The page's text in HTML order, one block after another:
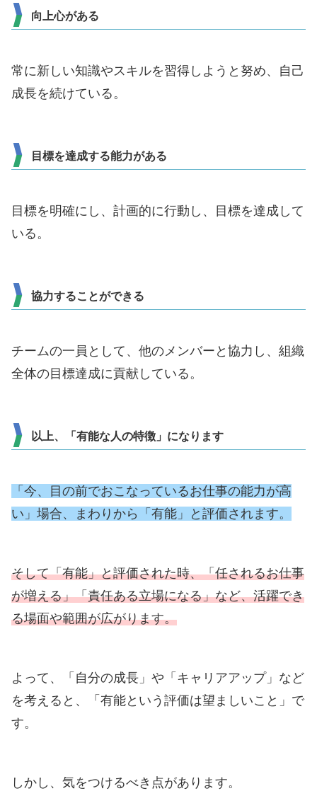
向上心がある
常に新しい知識やスキルを習得しようと努め、自己
成長を続けている。
目標を達成する能力がある
目標を明確にし、計画的に行動し、目標を達成して
いる。
協力することができる
チームの一員として、他のメンバーと協力し、組織
全体の目標達成に貢献している。
以上、「有能な人の特徴」になります
「今、目の前でおこなっているお仕事の能力が高
い」場合、まわりから「有能」と評価されます。
そして「有能」と評価された時、「任されるお仕事
が増える」「責任ある立場になる」など、活躍でき
る場面や範囲が広がります。
よって、「自分の成長」や「キャリアアップ」など
を考えると、「有能という評価は望ましいこと」で
す。
しかし、気をつけるべき点があります。